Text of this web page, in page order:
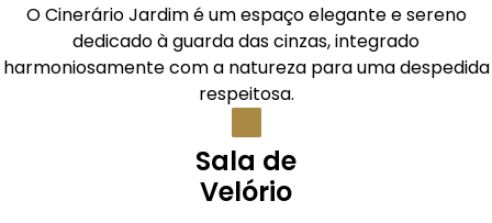
O Cinerário Jardim é um espaço elegante e sereno
dedicado à guarda das cinzas, integrado
harmoniosamente com a natureza para uma despedida
respeitosa.
Sala de
Velório